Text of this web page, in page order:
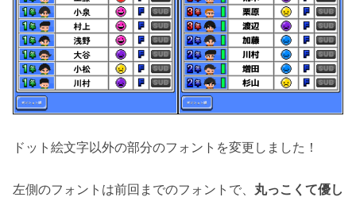
ドット絵文字以外の部分のフォントを変更しました！
左側のフォントは前回までのフォントで、 丸っこくて優し